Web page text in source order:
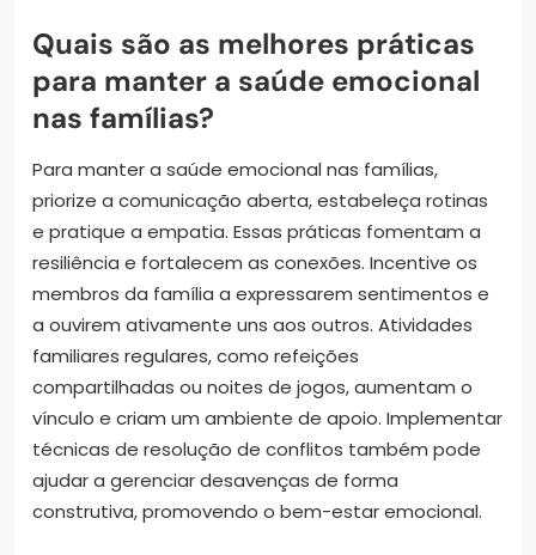
Quais são as melhores práticas
para manter a saúde emocional
nas famílias?
Para manter a saúde emocional nas famílias,
priorize a comunicação aberta, estabeleça rotinas
e pratique a empatia. Essas práticas fomentam a
resiliência e fortalecem as conexões. Incentive os
membros da família a expressarem sentimentos e
a ouvirem ativamente uns aos outros. Atividades
familiares regulares, como refeições
compartilhadas ou noites de jogos, aumentam o
vínculo e criam um ambiente de apoio. Implementar
técnicas de resolução de conflitos também pode
ajudar a gerenciar desavenças de forma
construtiva, promovendo o bem-estar emocional.